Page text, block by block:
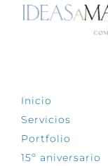
Inicio
Servicios
Portfolio
15º aniversario